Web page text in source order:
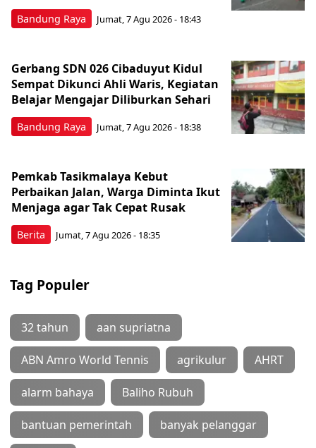
Bandung Raya Jumat, 7 Agu 2026 - 18:43
Bandung Raya
Gerbang SDN 026 Cibaduyut Kidul
Sempat Dikunci Ahli Waris, Kegiatan
Belajar Mengajar Diliburkan Sehari
Jumat, 7 Agu 2026 - 18:38
Berita
Pemkab Tasikmalaya Kebut
Perbaikan Jalan, Warga Diminta Ikut
Menjaga agar Tak Cepat Rusak
Jumat, 7 Agu 2026 - 18:35
Tag Populer
32 tahun aan supriatna
ABN Amro World Tennis agrikulur AHRT
alarm bahaya Baliho Rubuh
bantuan pemerintah banyak pelanggar